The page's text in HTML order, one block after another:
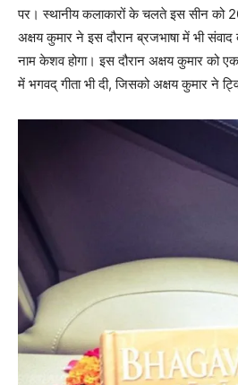
पर। स्‍थानीय कलाकारों के चलते इस सीन को
अक्षय कुमार ने इस दौरान ब्रजभाषा में भी
नाम केशव होगा। इस दौरान अक्षय कुमार को
में भगवद् गीता भी दी, जिसको अक्षय कुमार ने